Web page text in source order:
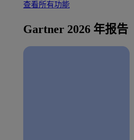
查看所有功能
Gartner 2026 年报告